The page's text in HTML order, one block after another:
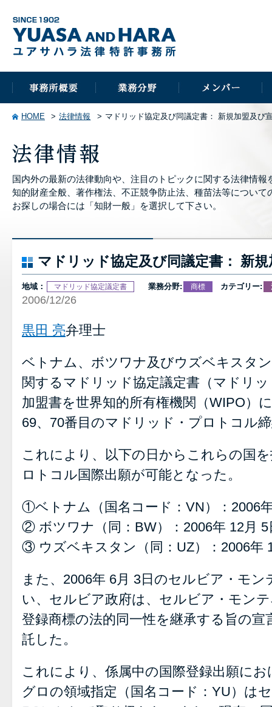
HOME 法律情報 マドリッド協定及び同議定書： 新規加盟及び
国内外の最新の法律動向や、注目のトピックに関する法律情報
知的財産全般、著作権法、不正競争防止法、種苗法等について
お探しの場合には「知財一般」を選択して下さい。
マドリッド協定及び同議定書： 新
地域： マドリッド協定議定書 業務分野: 商標 カテゴリー:
2006/12/26
黒田 亮弁理士
ベトナム、ボツワナ及びウズベキスタ
関するマドリッド協定議定書（マドリ
加盟書を世界知的所有権機関（WIPO）
69、70番目のマドリッド・プロトコル
これにより、以下の日からこれらの国
ロトコル国際出願が可能となった。
①ベトナム（国名コード：VN）：2006
② ボツワナ（同：BW）：2006年 12月 5
③ ウズベキスタン（同：UZ）：2006年
また、2006年 6月 3日のセルビア・モ
い、セルビア政府は、セルビア・モン
登録商標の法的同一性を継承する旨の宣
託した。
これにより、係属中の国際登録出願に
グロの領域指定（国名コード：YU）は